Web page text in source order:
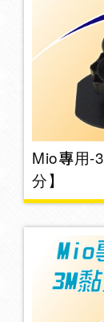
Mio專用-
分】
避
窗
雨
遮